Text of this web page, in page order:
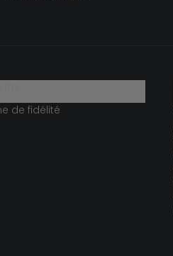
de fidélité